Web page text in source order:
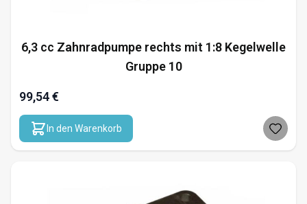
6,3 cc Zahnradpumpe rechts mit 1:8 Kegelwelle
Gruppe 10
99,54 €
In den Warenkorb